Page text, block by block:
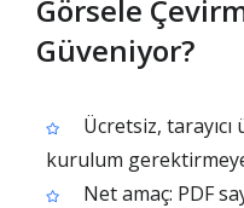
Görsele
Güveniyor?
Ücretsiz, tarayıcı
kurulum
Net amaç: PDF